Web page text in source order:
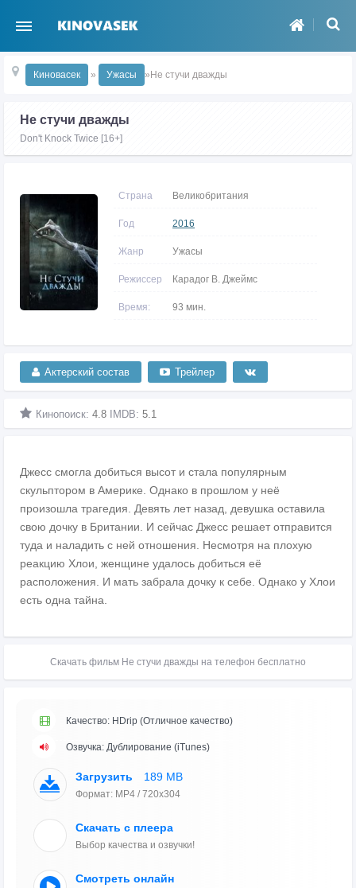
Киновасек » Ужасы »Не стучи дважды
Не стучи дважды
Don't Knock Twice [16+]
Страна Великобритания
Год 2016
Жанр Ужасы
Режиссер Карадог В. Джеймс
Время: 93 мин.
Актерский состав Трейлер
Кинопоиск: 4.8 IMDB: 5.1
Джесс смогла добиться высот и стала популярным
скульптором в Америке. Однако в прошлом у неё
произошла трагедия. Девять лет назад, девушка оставила
свою дочку в Британии. И сейчас Джесс решает отправится
туда и наладить с ней отношения. Несмотря на плохую
реакцию Хлои, женщине удалось добиться её
расположения. И мать забрала дочку к себе. Однако у Хлои
есть одна тайна.
Скачать фильм Не стучи дважды на телефон бесплатно
Качество: HDrip (Отличное качество)
Озвучка: Дублирование (iTunes)
Загрузить 189 MB
Формат: MP4 / 720x304
Скачать с плеера
Выбор качества и озвучки!
Смотреть онлайн